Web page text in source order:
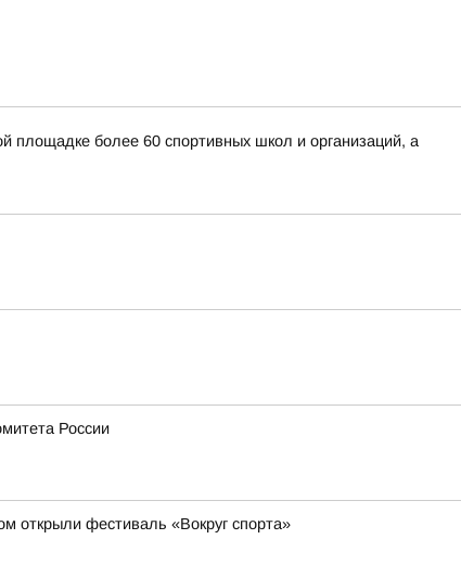
площадке более 60 спортивных школ и организаций, а
России
открыли фестиваль «Вокруг спорта»